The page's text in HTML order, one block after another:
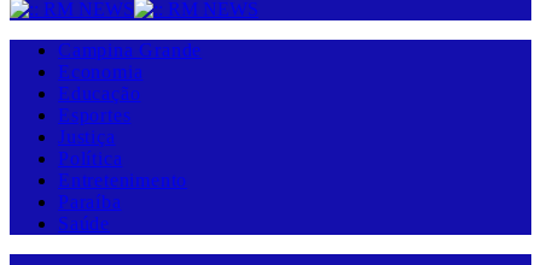
Campina Grande
Economia
Educação
Esportes
Justiça
Política
Entretenimento
Paraíba
Saúde